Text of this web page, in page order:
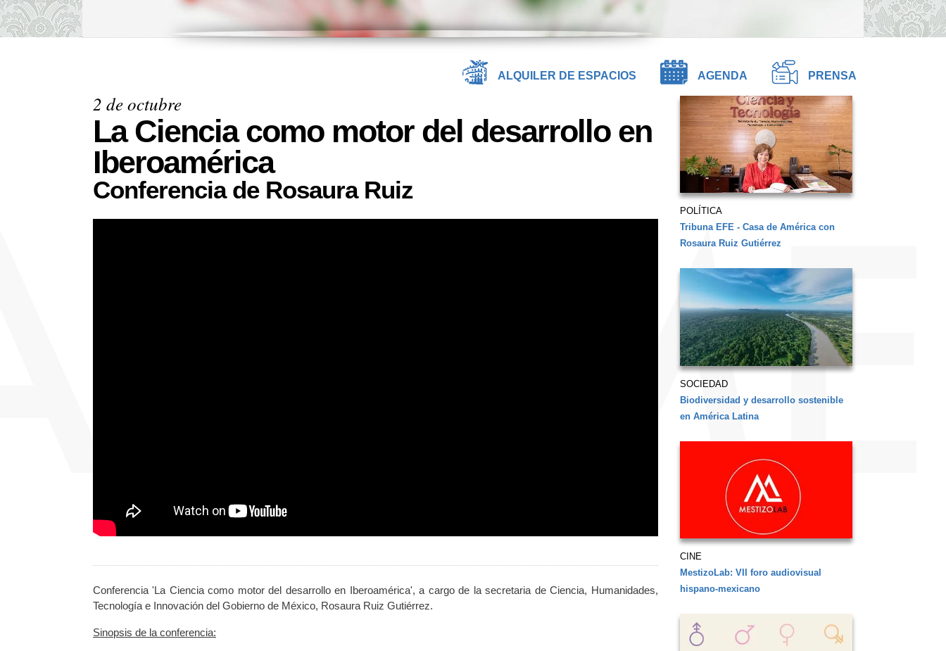
ALQUILER DE ESPACIOS AGENDA PRENSA
2 de octubre
La Ciencia como motor del desarrollo en
Iberoamérica
Conferencia de Rosaura Ruiz
Conferencia 'La Ciencia como motor del desarrollo en Iberoamérica', a cargo de la secretaria de Ciencia, Humanidades,
Tecnología e Innovación del Gobierno de México, Rosaura Ruiz Gutiérrez.
Sinopsis de la conferencia:
POLÍTICA
Tribuna EFE - Casa de América con
Rosaura Ruiz Gutiérrez
SOCIEDAD
Biodiversidad y desarrollo sostenible
en América Latina
CINE
MestizoLab: VII foro audiovisual
hispano-mexicano